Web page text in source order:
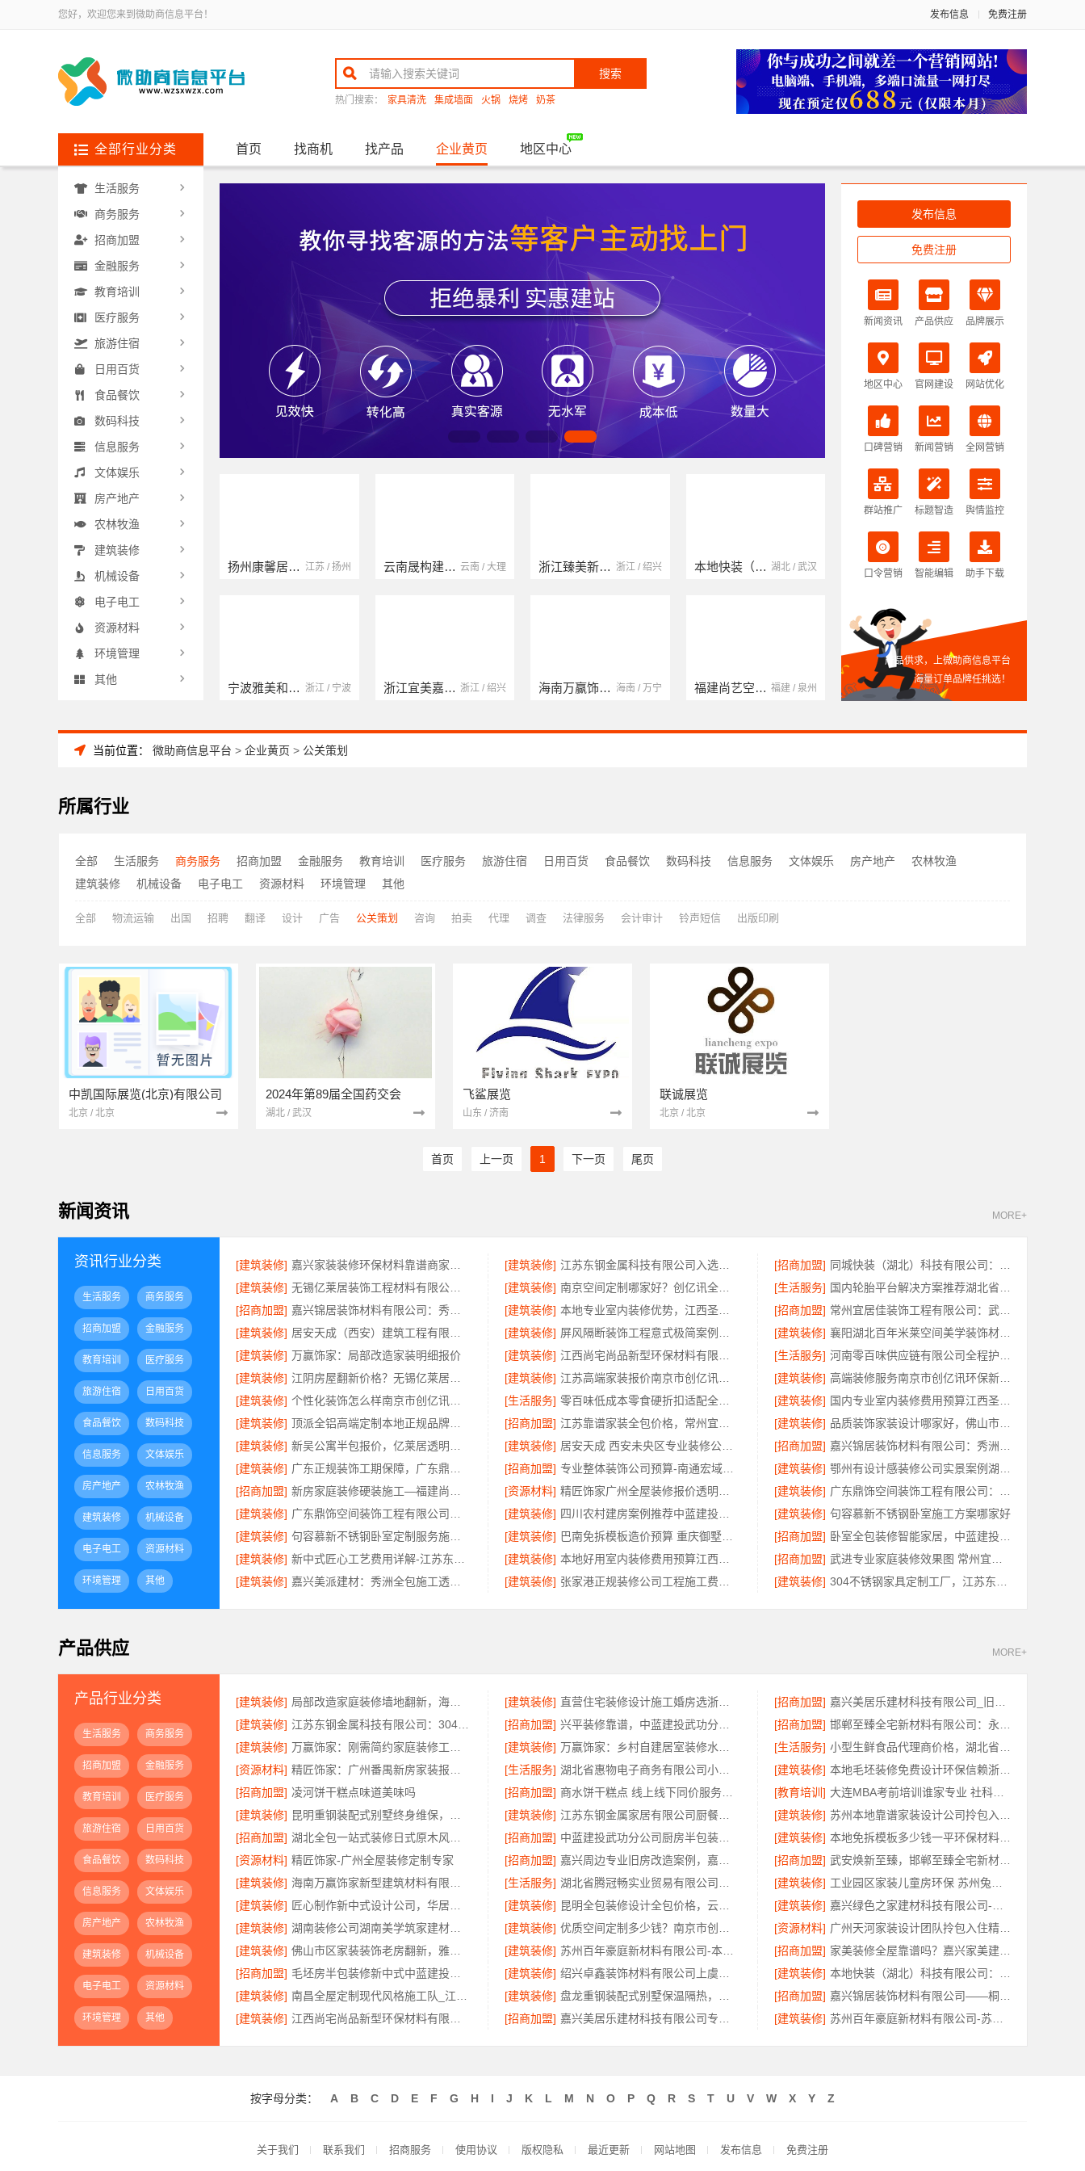
您好，欢迎您来到微助商信息平台！ 发布信息 免费注册
搜索
热门搜索： 家具清洗 集成墙面 火锅 烧烤 奶茶
全部行业分类 首页 找商机 找产品 企业黄页 地区中心
扬州康馨居装饰工程材料有限公司 江苏 / 扬州
宁波雅美和居建材科技有限公司 浙江 / 宁波
云南晟构建筑建材有限公司 云南 / 大理
浙江宜美嘉装饰工程有限公司 浙江 / 绍兴
浙江臻美新型建材有限公司 浙江 / 绍兴
海南万赢饰家新型建筑材料有限公司 海南 / 万宁
本地快装（湖北）科技有限公司 湖北 / 武汉
福建尚艺空间新材料科技有限公司 福建 / 泉州
南京玻璃镜子加工厂 江苏 / 南京
中蓝建投（北京）建设有限公司四川第一分公司 四川 / 成都
生活服务
商务服务
招商加盟
金融服务
教育培训
医疗服务
旅游住宿
日用百货
食品餐饮
数码科技
信息服务
文体娱乐
房产地产
农林牧渔
建筑装修
机械设备
电子电工
资源材料
环境管理
其他
发布信息
免费注册
新闻资讯 产品供应 品牌展示
地区中心 官网建设 网站优化
口碑营销 新闻营销 全网营销
群站推广 标题智造 舆情监控
口令营销 智能编辑 助手下载
产品供求，上微助商信息平台
海量订单品牌任挑选！
当前位置： 微助商信息平台 > 企业黄页 > 公关策划
所属行业
全部 生活服务 商务服务 招商加盟 金融服务 教育培训 医疗服务 旅游住宿 日用百货 食品餐饮 数码科技 信息服务 文体娱乐 房产地产
农林牧渔
建筑装修
机械设备 电子电工 资源材料 环境管理 其他
全部 物流运输 出国 招聘 翻译 设计 广告 公关策划 咨询 拍卖 代理 调查 法律服务 会计审计 铃声短信 出版印刷
中凯国际展览(北京)有限公司
北京 / 北京
2024年第89届全国药交会
湖北 / 武汉
飞鲨展览
山东 / 济南
联诚展览
北京 / 北京
首页 上一页 1 下一页 尾页
新闻资讯 MORE+
资讯行业分类
生活服务 商务服务
招商加盟 金融服务
教育培训 医疗服务
旅游住宿 日用百货
食品餐饮 数码科技
信息服务 文体娱乐
房产地产 农林牧渔
建筑装修 机械设备
电子电工 资源材料
环境管理 其他
[建筑装修] [建筑装修] [招商加盟]
[建筑装修]
[建筑装修] [生活服务]
[招商加盟]
[建筑装修] [招商加盟]
常州宜居佳装饰工程有限公司：武进全包装修施工专业可靠
[建筑装修]
[建筑装修] [建筑装修]
襄阳湖北百年米莱空间美学装饰材料有限公司轻奢风设计装修
[建筑装修] 万赢饰家：局部改造家装明细报价 [建筑装修] [生活服务]
[建筑装修]
[建筑装修] [建筑装修]
高端装修服务南京市创亿讯环保新材料全包
[建筑装修]
[生活服务] [建筑装修]
国内专业室内装修费用预算江西圣匠新型环保材料有限公司
[建筑装修]
[招商加盟] [建筑装修]
品质装饰家装设计哪家好，佛山市雅居美家建筑装饰工程有限公司靠谱
[建筑装修]
[建筑装修] [招商加盟]
[建筑装修]
[招商加盟] [建筑装修]
[招商加盟]
[资源材料] [建筑装修]
[建筑装修]
[建筑装修] [建筑装修] 句容慕新不锈钢卧室施工方案哪家好
[建筑装修]
[建筑装修] [招商加盟]
卧室全包装修智能家居，中蓝建投武功分公司
[建筑装修]
[建筑装修] [招商加盟]
[建筑装修]
[建筑装修] [建筑装修]
产品供应 MORE+
产品行业分类
生活服务 商务服务
招商加盟 金融服务
教育培训 医疗服务
旅游住宿 日用百货
食品餐饮 数码科技
信息服务 文体娱乐
房产地产 农林牧渔
建筑装修 机械设备
电子电工 资源材料
环境管理 其他
[建筑装修] [建筑装修] [招商加盟]
[建筑装修]
[招商加盟] [招商加盟]
[建筑装修]
[建筑装修] [生活服务]
[资源材料]
[生活服务] [建筑装修]
本地毛坯装修免费设计环保信赖浙江臻美新型建材有限公司
[招商加盟] 凌河饼干糕点味道美味吗 [招商加盟] [教育培训]
大连MBA考前培训谁家专业 社科赛斯考研服务人才伴您成长
[建筑装修]
[建筑装修] [建筑装修]
[招商加盟]
[招商加盟] [建筑装修]
本地免拆模板多少钱一平环保材料重庆御墅建筑材料有限公司
[资源材料] 精匠饰家-广州全屋装修定制专家 [招商加盟] [招商加盟]
武安焕新至臻，邯郸至臻全宅新材料有限公司为您服务
[建筑装修]
[生活服务] [建筑装修]
[建筑装修]
[建筑装修] [建筑装修]
[建筑装修]
[建筑装修] [资源材料]
广州天河家装设计团队拎包入住精匠饰家全屋定制
[建筑装修]
[建筑装修] [招商加盟]
家美装修全屋靠谱吗？嘉兴家美建材科技有限公司来解答
[招商加盟]
[建筑装修] [建筑装修]
[建筑装修]
[建筑装修] [招商加盟]
[建筑装修]
[招商加盟] [建筑装修] 苏州百年豪庭新材料有限公司-苏州市区专业家装装修多少钱
按字母分类： A B C D E F G H I J K L M N O P Q R S T U V W X Y Z
关于我们 联系我们 招商服务 使用协议 版权隐私 最近更新 网站地图 发布信息 免费注册